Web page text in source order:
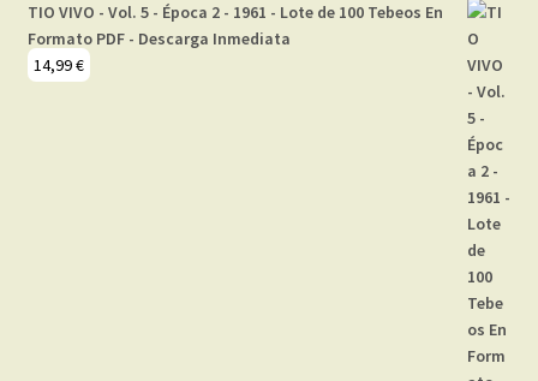
TIO VIVO - Vol. 5 - Época 2 - 1961 - Lote de 100 Tebeos En
Formato PDF - Descarga Inmediata
14,99€